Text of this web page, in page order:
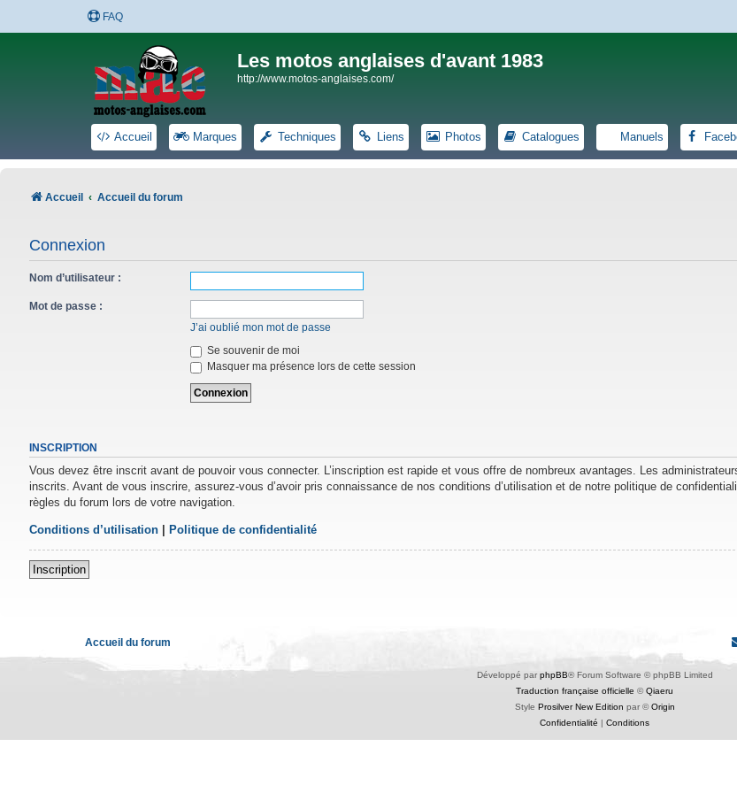
FAQ
Les motos anglaises d'avant 1983
http://www.motos-anglaises.com/
Accueil Marques Techniques Liens Photos Catalogues Manuels
Accueil Accueil du forum
Connexion
Nom d’utilisateur :
Mot de passe :
J’ai oublié mon mot de passe
Se souvenir de moi
Masquer ma présence lors de cette session
INSCRIPTION
Vous devez être inscrit avant de pouvoir vous connecter. L’inscription est rapide et vous offre de nombreux avantages. Les
inscrits. Avant de vous inscrire, assurez-vous d’avoir pris connaissance de nos conditions d’utilisation et de notre politique de
règles du forum lors de votre navigation.
Conditions d’utilisation Politique de confidentialité
Inscription
Accueil du forum
Développé par phpBB® Forum Software © phpBB Limited
Traduction française officielle ©Qiaeru
Style Prosilver New Edition par ©Origin
Confidentialité
Conditions